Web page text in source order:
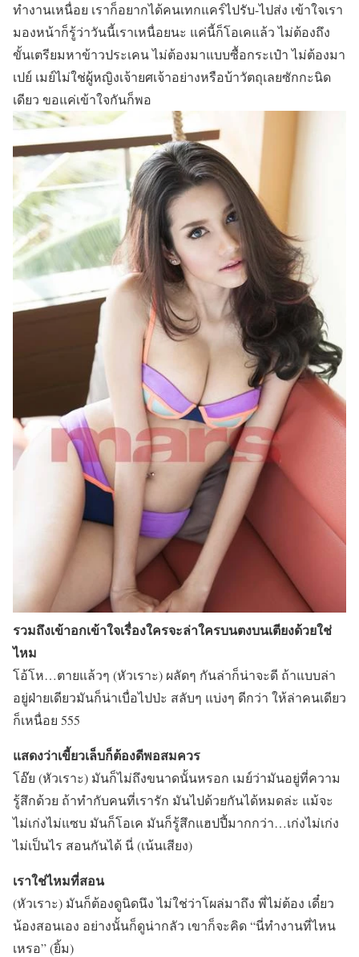
ทำงานเหนื่อย เราก็อยากได้คนเทกแคร์ไปรับ-ไปส่ง เข้าใจเรา
มองหน้าก็รู้ว่าวันนี้เราเหนื่อยนะ แค่นี้ก็โอเคแล้ว ไม่ต้องถึง
ขั้นเตรียมหาข้าวประเคน ไม่ต้องมาแบบซื้อกระเป๋า ไม่ต้องมา
เปย์ เมย์ไม่ใช่ผู้หญิงเจ้ายศเจ้าอย่างหรือบ้าวัตถุเลยซักกะนิด
เดียว ขอแค่เข้าใจกันก็พอ
รวมถึงเข้าอกเข้าใจเรื่องใครจะล่าใครบนตงบนเตียงด้วยใช่
ไหม
โอ้โห…ตายแล้วๆ (หัวเราะ) ผลัดๆ กันล่าก็น่าจะดี ถ้าแบบล่า
อยู่ฝ่ายเดียวมันก็น่าเบื่อไปป่ะ สลับๆ แบ่งๆ ดีกว่า ให้ล่าคนเดียว
ก็เหนื่อย 555
แสดงว่าเขี้ยวเล็บก็ต้องดีพอสมควร
โอ๊ย (หัวเราะ) มันก็ไม่ถึงขนาดนั้นหรอก เมย์ว่ามันอยู่ที่ความ
รู้สึกด้วย ถ้าทำกับคนที่เรารัก มันไปด้วยกันได้หมดล่ะ แม้จะ
ไม่เก่งไม่แซบ มันก็โอเค มันก็รู้สึกแฮปปี้มากกว่า…เก่งไม่เก่ง
ไม่เป็นไร สอนกันได้ นี่ (เน้นเสียง)
เราใช่ไหมที่สอน
(หัวเราะ) มันก็ต้องดูนิดนึง ไม่ใช่ว่าโผล่มาถึง พี่ไม่ต้อง เดี๋ยว
น้องสอนเอง อย่างนั้นก็ดูน่ากลัว เขาก็จะคิด “นี่ทำงานที่ไหน
เหรอ” (ยิ้ม)